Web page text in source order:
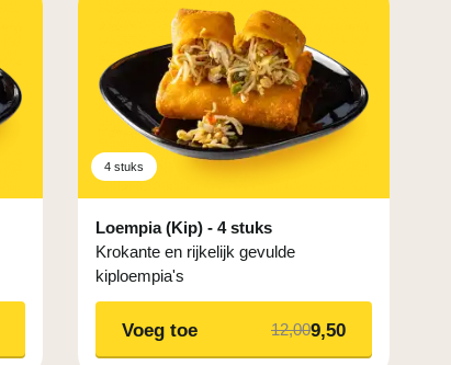
4 stuks
Loempia (Kip) - 4 stuks
Krokante en rijkelijk gevulde
kiploempia's
Voeg toe 12,009,50